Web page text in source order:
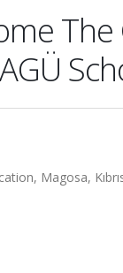
Magosa,